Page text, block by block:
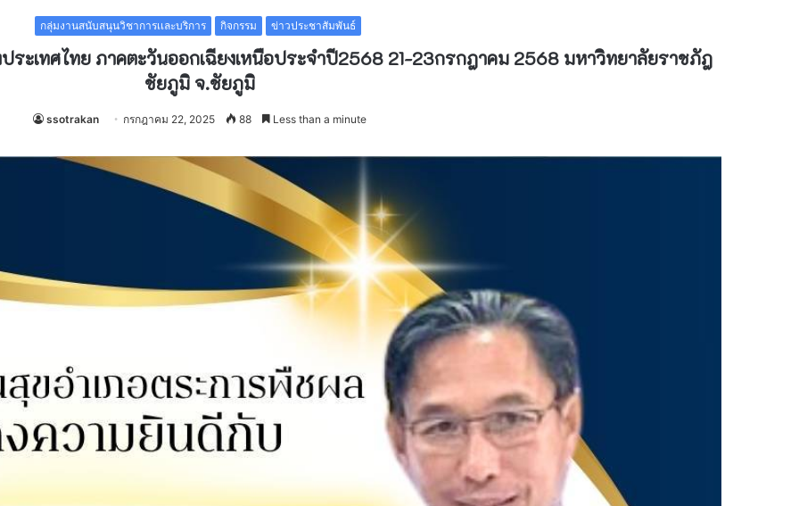
กลุ่มงานสนับสนุนวิชาการเเละบริการ กิจกรรม ข่าวประชาสัมพันธ์
ะเทศไทย ภาคตะวันออกเฉียงเหนือประจำปี2568 21-23กรกฎาคม 2568 มหาวิทยาลัยราชภัฎ
ชัยภูมิ จ.ชัยภูมิ
ssotrakan กรกฎาคม 22, 2025 88 Less than a minute